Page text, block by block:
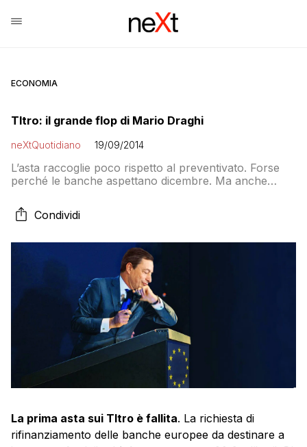
ECONOMIA
Tltro: il grande flop di Mario Draghi
neXtQuotidiano 19/09/2014
L’asta raccoglie poco rispetto al preventivato. Forse
perché le banche aspettano dicembre. Ma anche
Francia, Germania e paesi satelliti aspettano. E il sud
dell’Europa invece…
Condividi
La prima asta sui Tltro è fallita. La richiesta di
rifinanziamento delle banche europee da destinare a